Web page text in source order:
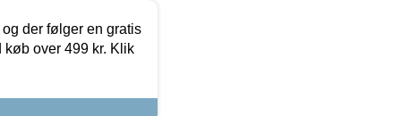
der følger en gratis
køb over 499 kr. Klik